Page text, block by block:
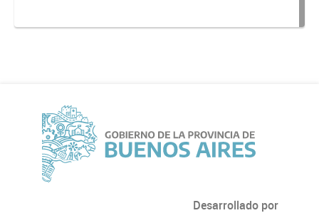
siguientes datos: superficie
Desarrollado por